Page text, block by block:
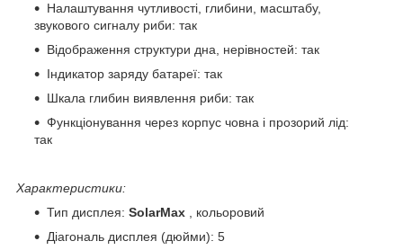
Налаштування чутливості, глибини, масштабу,
звукового сигналу риби: так
Відображення структури дна, нерівностей: так
Індикатор заряду батареї: так
Шкала глибин виявлення риби: так
Функціонування через корпус човна і прозорий лід:
так
Характеристики:
Тип дисплея: SolarMax , кольоровий
Діагональ дисплея (дюйми): 5